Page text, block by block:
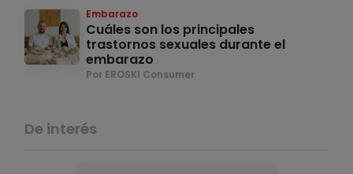
Embarazo
Cuáles son los principales
trastornos sexuales durante el
embarazo
Por EROSKI Consumer
De interés